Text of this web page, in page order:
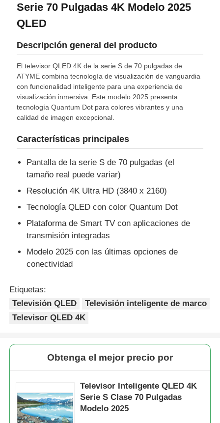
Productos
Visita a la fábrica
Serie 70 Pulgadas 4K Modelo 2025
QLED
Descripción general del producto
El televisor QLED 4K de la serie S de 70 pulgadas de
ATYME combina tecnología de visualización de vanguardia
con funcionalidad inteligente para una experiencia de
visualización inmersiva. Este modelo 2025 presenta
tecnología Quantum Dot para colores vibrantes y una
calidad de imagen excepcional.
Características principales
Pantalla de la serie S de 70 pulgadas (el
tamaño real puede variar)
Resolución 4K Ultra HD (3840 x 2160)
Tecnología QLED con color Quantum Dot
Plataforma de Smart TV con aplicaciones de
transmisión integradas
Modelo 2025 con las últimas opciones de
conectividad
Etiquetas:
Televisión QLED
Televisión inteligente de marco
Televisor QLED 4K
Obtenga el mejor precio por
Televisor Inteligente QLED 4K
Serie S Clase 70 Pulgadas
Modelo 2025